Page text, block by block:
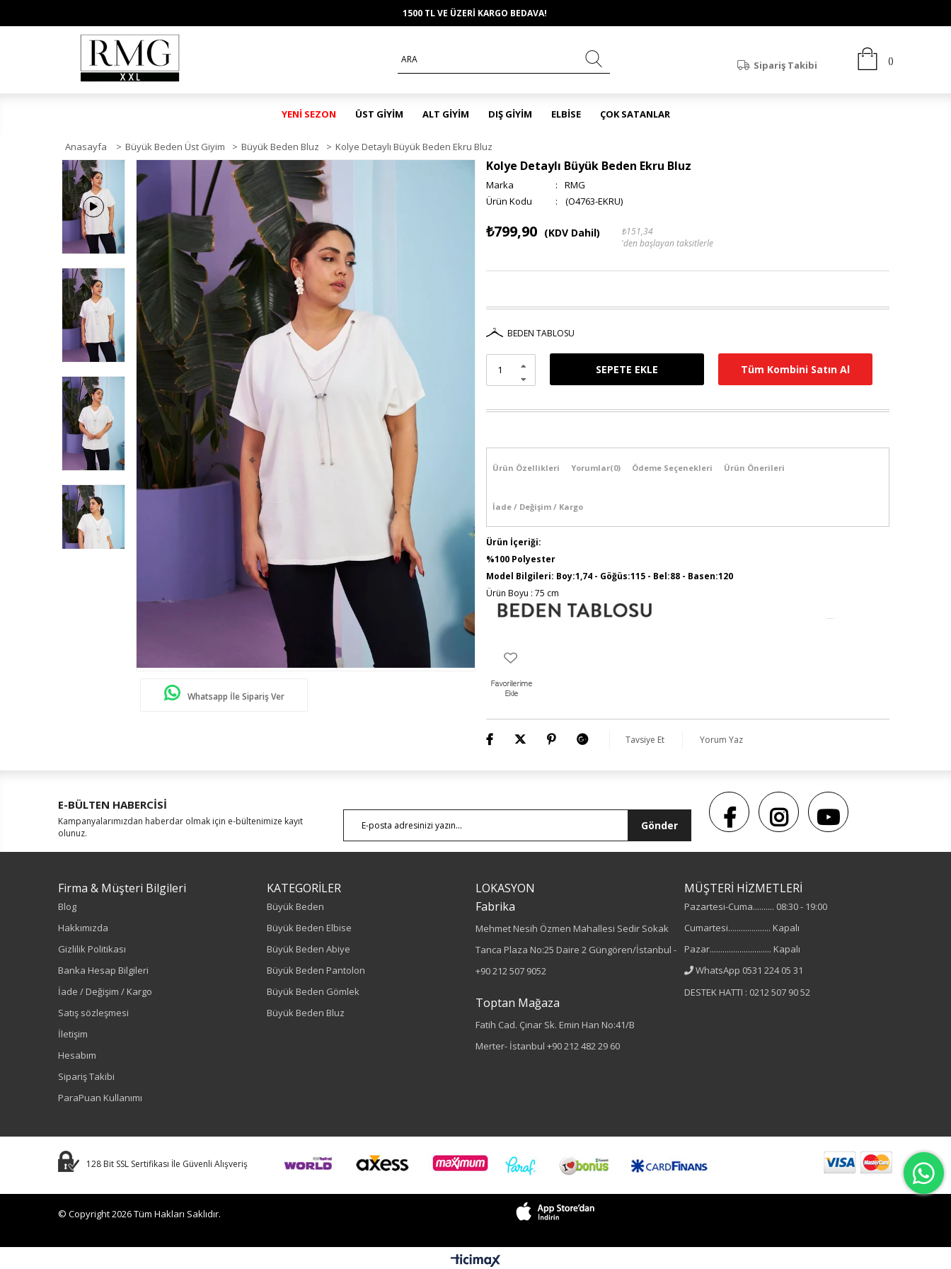
1500 TL VE ÜZERİ KARGO BEDAVA!
Sipariş Takibi
YENİ SEZON ÜST GİYİM ALT GİYİM DIŞ GİYİM ELBİSE ÇOK SATANLAR
Anasayfa > Büyük Beden Üst Giyim > Büyük Beden Bluz > Kolye Detaylı Büyük Beden Ekru Bluz
Whatsapp İle Sipariş Ver
Kolye Detaylı Büyük Beden Ekru Bluz
Marka :
RMG
(O4763-EKRU)
₺799,90 (KDV Dahil)
₺151,34
'den başlayan taksitlerle
BEDEN TABLOSU
Tüm Kombini Satın Al
Ürün Özellikleri Yorumlar(0) Ödeme Seçenekleri Ürün Önerileri
İade / Değişim / Kargo
Ürün İçeriği:
%100 Polyester
Model Bilgileri: Boy:1,74 - Göğüs:115 - Bel:88 - Basen:120
Ürün Boyu : 75 cm
Sezon
Tavsiye Et Yorum Yaz
E-BÜLTEN HABERCİSİ
Kampanyalarımızdan haberdar olmak için e-bültenimize kayıt
olunuz.
Gönder
Firma & Müşteri Bilgileri
Blog
Hakkımızda
Gizlilik Politikası
Banka Hesap Bilgileri
İade / Değişim / Kargo
Satış sözleşmesi
İletişim
Hesabım
Sipariş Takibi
ParaPuan Kullanımı
KATEGORİLER
Büyük Beden
Büyük Beden Elbise
Büyük Beden Abiye
Büyük Beden Pantolon
Büyük Beden Gömlek
Büyük Beden Bluz
LOKASYON
Fabrika
Mehmet Nesih Özmen Mahallesi Sedir Sokak
Tanca Plaza No:25 Daire 2 Güngören/İstanbul -
+90 212 507 9052
Toptan Mağaza
Fatih Cad. Çınar Sk. Emin Han No:41/B
Merter- İstanbul +90 212 482 29 60
MÜŞTERİ HİZMETLERİ
Pazartesi-Cuma.......... 08:30 - 19:00
Cumartesi.................... Kapalı
Pazar............................. Kapalı
WhatsApp 0531 224 05 31
DESTEK HATTI : 0212 507 90 52
128 Bit SSL Sertifikası İle Güvenli Alışveriş
© Copyright 2026 Tüm Hakları Saklıdır.